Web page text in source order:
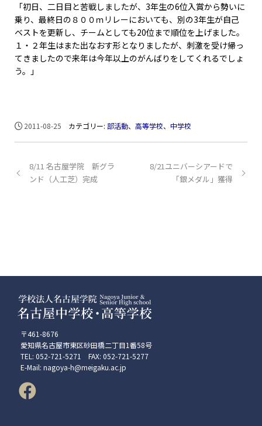
「初日、二日目と苦戦しましたが、3年生の6位入賞から勢いに
乗り、最終日の８００ｍリレーにおいても、別の3年生が自己
ベストを更新し、チームとしても20位まで順位を上げました。
１・２年生はまた出なおす形となりましたが、刺激を受け帰っ
てきましたので来年は今年以上のがんばりをしてくれるでしょ
う。」
2011-08-25 カテゴリー:部活動、高等学校、中学校
8/11 名古屋学院 新グラ
ンド（人工芝）完成
8/21ユニバーシアードで
「銀メダル」獲得
〒461-8676
愛知県名古屋市東区砂田橋二丁目1番58号
TEL: 052-721-5271 FAX: 052-721-5277
E-Mail: nagoya-h@meigaku.ac.jp